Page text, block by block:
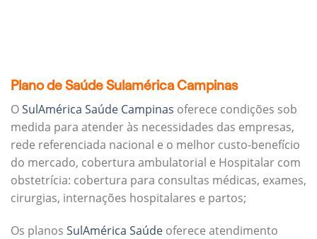
Plano de Saúde Sulamérica Campinas
OSulAmérica Saúde Campinas oferece condições sob
medida para atender às necessidades das empresas,
rede referenciada nacional e o melhor custo-benefício
do mercado, cobertura ambulatorial e Hospitalar com
obstetrícia: cobertura para consultas médicas, exames,
cirurgias, internações hospitalares e partos;
Os planos SulAmérica Saúde oferece atendimento